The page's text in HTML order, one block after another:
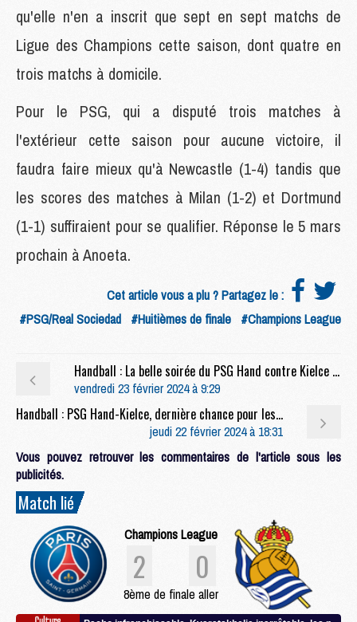
qu'elle n'en a inscrit que sept en sept matchs de
Ligue des Champions cette saison, dont quatre en
trois matchs à domicile.
Pour le PSG, qui a disputé trois matches à
l'extérieur cette saison pour aucune victoire, il
faudra faire mieux qu'à Newcastle (1-4) tandis que
les scores des matches à Milan (1-2) et Dortmund
(1-1) suffiraient pour se qualifier. Réponse le 5 mars
prochain à Anoeta.
Cet article vous a plu ? Partagez le :
#PSG/Real Sociedad #Huitièmes de finale #Champions League
Handball : La belle soirée du PSG Hand contre Kielce (35-26)
vendredi 23 février 2024 à 9:29
Handball : PSG Hand-Kielce, dernière chance pour les premières places
jeudi 22 février 2024 à 18:31
Vous pouvez retrouver les commentaires de l'article sous les
publicités.
Match lié
Champions League
2 0
8ème de finale aller